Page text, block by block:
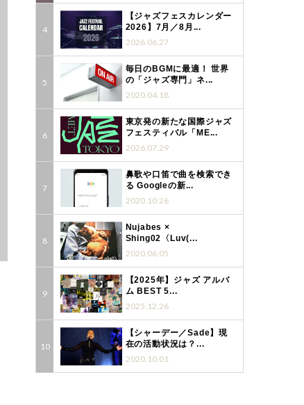
【ジャズフェスカレンダー
2026】7月／8月...
2026.06.27
毎日のBGMに最適！ 世界
の「ジャズ専門」ネ...
2020.04.18
東京発の新たな国際ジャズ
フェスティバル「ME...
2026.07.29
鼻歌や口笛で曲を検索でき
る Googleの新...
2020.10.26
Nujabes ×
Shing02〈Luv(...
2020.06.05
【2025年】ジャズ アルバ
ム BEST 5...
2025.12.26
【シャーデー／Sade】現
在の活動状況は？...
2020.10.01